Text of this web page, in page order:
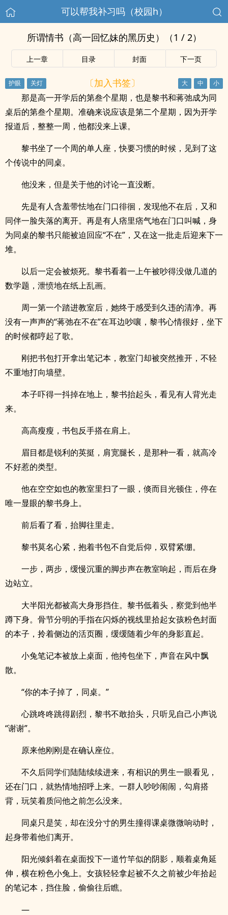
可以帮我补习吗（校园h）
所谓情书（高一回忆妹的黑历史）（1 / 2）
上一章 目录 封面 下一页
〔加入书签〕
那是高一开学后的第叁个星期，也是黎书和蒋弛成为同
桌后的第叁个星期。准确来说应该是第二个星期，因为开学
报道后，整整一周，他都没来上课。
黎书坐了一个周的单人座，快要习惯的时候，见到了这
个传说中的同桌。
他没来，但是关于他的讨论一直没断。
先是有人含羞带怯地在门口徘徊，发现他不在后，又和
同伴一脸失落的离开。再是有人痞里痞气地在门口叫喊，身
为同桌的黎书只能被迫回应“不在”，又在这一批走后迎来下一
堆。
以后一定会被烦死。黎书看着一上午被吵得没做几道的
数学题，泄愤地在纸上乱画。
周一第一个踏进教室后，她终于感受到久违的清净。再
没有一声声的“蒋弛在不在”在耳边吵嚷，黎书心情很好，坐下
的时候都哼起了歌。
刚把书包打开拿出笔记本，教室门却被突然推开，不轻
不重地打向墙壁。
本子吓得一抖掉在地上，黎书抬起头，看见有人背光走
来。
高高瘦瘦，书包反手搭在肩上。
眉目都是锐利的英挺，肩宽腿长，是那种一看，就高冷
不好惹的类型。
他在空空如也的教室里扫了一眼，倏而目光顿住，停在
唯一显眼的黎书身上。
前后看了看，抬脚往里走。
黎书莫名心紧，抱着书包不自觉后仰，双臂紧绷。
一步，两步，缓慢沉重的脚步声在教室响起，而后在身
边站立。
大半阳光都被高大身形挡住。黎书低着头，察觉到他半
蹲下身。骨节分明的手指在闪烁的视线里拾起女孩粉色封面
的本子，拎着侧边的活页圈，缓缓随着少年的身影直起。
小兔笔记本被放上桌面，他挎包坐下，声音在风中飘
散。
“你的本子掉了，同桌。”
心跳咚咚跳得剧烈，黎书不敢抬头，只听见自己小声说
“谢谢”。
原来他刚刚是在确认座位。
不久后同学们陆陆续续进来，有相识的男生一眼看见，
还在门口，就热情地招呼上来。一群人吵吵闹闹，勾肩搭
背，玩笑着质问他之前怎么没来。
同桌只是笑，却在没分寸的男生撞得课桌微微响动时，
起身带着他们离开。
阳光倾斜着在桌面投下一道竹竿似的阴影，顺着桌角延
伸，横在粉色小兔上。女孩轻轻拿起被不久之前被少年拾起
的笔记本，挡住脸，偷偷往后瞧。
—